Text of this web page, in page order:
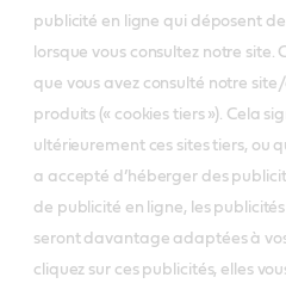
publicité en ligne qui déposent
lorsque vous consultez notre
que vous avez consulté notre
produits (« cookies tiers »). Cela
ultérieurement ces sites tiers, ou
a accepté d’héberger des
de publicité en ligne, les
seront davantage adaptées à
cliquez sur ces publicités, elles